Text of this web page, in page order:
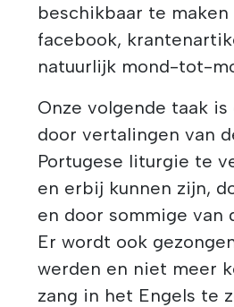
beschikbaar te
facebook,
natuurlijk mond-tot-
Onze volgende taak
door vertalingen van
Portugese liturgie te
en erbij kunnen zijn,
en door sommige van
Er wordt ook
werden en niet meer
zang in het Engels te